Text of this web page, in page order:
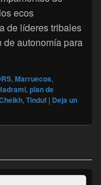
ecos
de líderes tribales
de autonomía para
a la decisión de
, Marruecos,
, plan de
, Tinduf | Deja un